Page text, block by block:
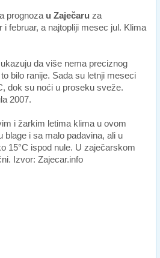
prognoza u Zaječaru za
februar, a najtopliji mesec jul. Klima
da više nema preciznog
bilo ranije. Sada su letnji meseci
dok su noći u proseku sveže.
2007.
i žarkim letima klima u ovom
i sa malo padavina, ali u
15°C ispod nule. U zaječarskom
Izvor: Zajecar.info